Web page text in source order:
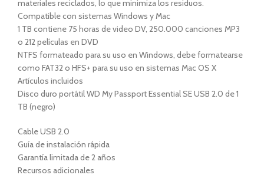
materiales reciclados, lo que minimiza los residuos.
Compatible con sistemas Windows y Mac
1 TB contiene 75 horas de video DV, 250.000 canciones MP3
o 212 películas en DVD
NTFS formateado para su uso en Windows, debe formatearse
como FAT32 o HFS+ para su uso en sistemas Mac OS X
Artículos incluidos
Disco duro portátil WD My Passport Essential SE USB 2.0 de 1
TB (negro)
Cable USB 2.0
Guía de instalación rápida
Garantía limitada de 2 años
Recursos adicionales